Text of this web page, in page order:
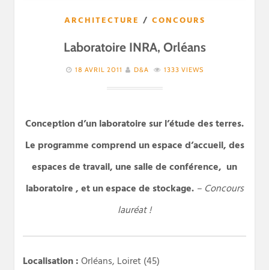
ARCHITECTURE / CONCOURS
Laboratoire INRA, Orléans
18 AVRIL 2011 D&A 1333 VIEWS
Conception d’un laboratoire sur l’étude des terres.
Le programme comprend un espace d’accueil, des
espaces de travail, une salle de conférence, un
laboratoire , et un espace de stockage. – Concours
lauréat !
Localisation :Orléans, Loiret (45)